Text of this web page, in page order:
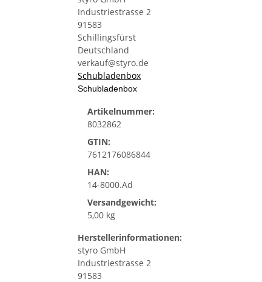
Industriestrasse 2
91583
Schillingsfürst
Deutschland
verkauf@styro.de
Schubladenbox
Schubladenbox
Artikelnummer:
8032862
GTIN:
7612176086844
HAN:
14-8000.Ad
Versandgewicht:
5,00 kg
Herstellerinformationen:
styro GmbH
Industriestrasse 2
91583